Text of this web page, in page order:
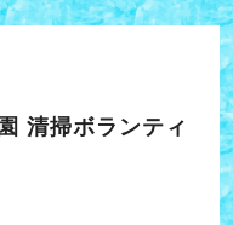
清掃ボランティ